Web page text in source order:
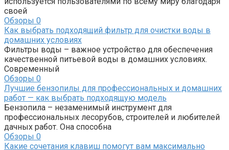
своей
Обзоры 0
Как выбрать подходящий фильтр для очистки воды в
домашних условиях
Фильтры воды – важное устройство для обеспечения
качественной питьевой воды в домашних условиях.
Современный
Обзоры 0
Лучшие бензопилы для профессиональных и домашних
работ — как выбрать подходящую модель
Бензопила – незаменимый инструмент для
профессиональных лесорубов, строителей и любителей
дачных работ. Она способна
Обзоры 0
Какие сочетания клавиш помогут вам максимально